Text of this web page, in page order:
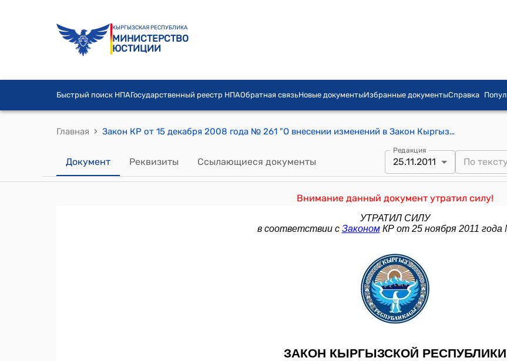
КЫРГЫЗСКАЯ РЕСПУБЛИКА
МИНИСТЕРСТВО
ЮСТИЦИИ
Быстрый поиск НПАГосударственный реестр НПАОбратная связьНовые документыИзбранные документыСправка
Главная › Закон КР от 15 декабря 2008 года № 261 "О внесении изменений в Закон Кыргызской Республики "О Регламенте Жогорку Кенеша Кыргызской Республики"
Документ Реквизиты Ссылающиеся документы
Редакция
25.11.2011
Внимание данный документ утратил силу!